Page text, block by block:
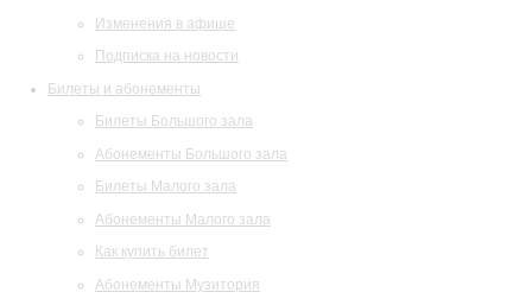
Изменения в афише
Подписка на новости
Билеты и абонементы
Билеты Большого зала
Абонементы Большого зала
Билеты Малого зала
Абонементы Малого зала
Как купить билет
Абонементы Музитория